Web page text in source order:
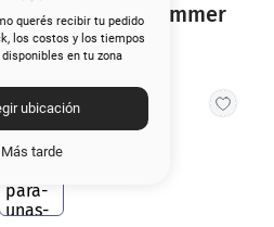
querés recibir tu pedido
los costos y los tiempos
en tu zona
ubicación
Más tarde
9 New Summer